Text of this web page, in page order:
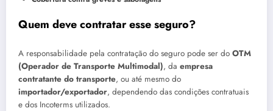
Quem deve contratar esse seguro?
A responsabilidade pela contratação do seguro pode ser do OTM
(Operador de Transporte Multimodal), da empresa
contratante do transporte, ou até mesmo do
importador/exportador, dependendo das condições contratuais
e dos Incoterms utilizados.